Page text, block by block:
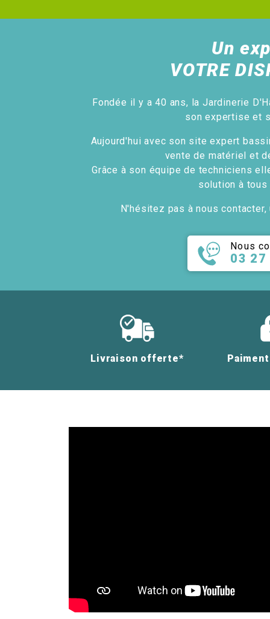
Un
VOTRE
Fondée il y a 40 ans, la Jardinerie
son expertise et
Aujourd'hui avec son site expert
vente de matériel et
Grâce à son équipe de techniciens
solution à
N'hésitez pas à nous
Nous
03 27
Livraison offerte*